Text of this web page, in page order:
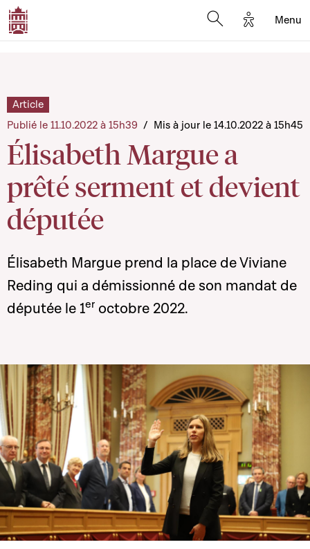
Options
Menu
Élisabeth Margue a
prêté serment et devient
députée
Article
Publié le 11.10.2022 à 15h39 / Mis à jour le 14.10.2022 à 15h45
Élisabeth Margue prend la place de Viviane
Reding qui a démissionné de son mandat de
députée le 1er octobre 2022.